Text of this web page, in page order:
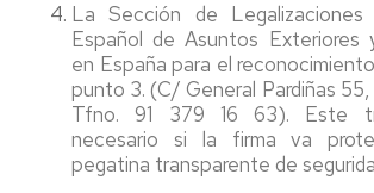
La Sección de Legalizaciones
Español de Asuntos Exteriores
en España para el
punto 3. (C/ General Pardiñas
Tfno. 91 379 16 63). Este
necesario si la firma va
pegatina transparente de